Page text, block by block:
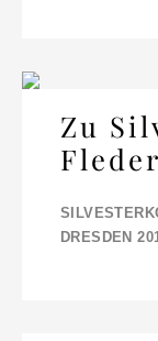
Zu
DRESDEN